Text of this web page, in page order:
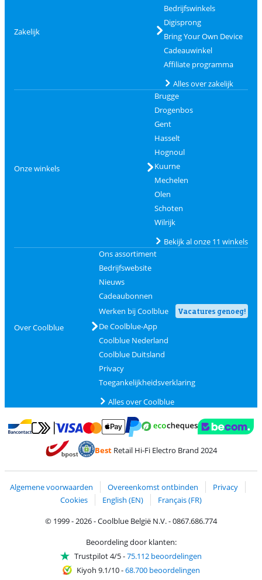
Zakelijk
Bedrijfswinkels
Digisprong
Bring Your Own Device
Cadeauwinkel
Affiliate programma
Alles over zakelijk
Onze winkels
Brugge
Drogenbos
Gent
Hasselt
Hognoul
Kuurne
Mechelen
Olen
Schoten
Wilrijk
Bekijk al onze 11 winkels
Over Coolblue
Ons assortiment
Bedrijfswebsite
Nieuws
Cadeaubonnen
Werken bij Coolblue
Vacatures genoeg!
De Coolblue-App
Coolblue Nederland
Coolblue Duitsland
Privacy
Toegankelijkheidsverklaring
Alles over Coolblue
Betalen met Bancontact
Betalen met MasterCard en Visa via ClickToPay
BestRetail Hi-Fi Electro Brand 2024
Algemene voorwaarden Overeenkomst ontbinden
Privacy
Cookies
English (EN)
Français (FR)
© 1999 - 2026 - Coolblue België N.V. - 0867.686.774
Beoordeling door klanten:
Trustpilot 4/5-75.112 beoordelingen
Kiyoh 9.1/10-68.700 beoordelingen